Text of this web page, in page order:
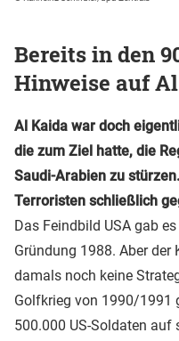
Bereits in den
Hinweise auf
Al Kaida war doch
die zum Ziel hatte, die
Saudi-Arabien zu
Terroristen schließlich
Das Feindbild USA gab
Gründung 1988. Aber der
damals noch keine
Golfkrieg von 1990/1991
500.000 US-Soldaten auf